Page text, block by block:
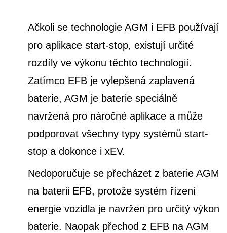
Ačkoli se technologie AGM i EFB používají
pro aplikace start-stop, existují určité
rozdíly ve výkonu těchto technologií.
Zatímco EFB je vylepšená zaplavená
baterie, AGM je baterie speciálně
navržená pro náročné aplikace a může
podporovat všechny typy systémů start-
stop a dokonce i xEV.
Nedoporučuje se přecházet z baterie AGM
na baterii EFB, protože systém řízení
energie vozidla je navržen pro určitý výkon
baterie. Naopak přechod z EFB na AGM